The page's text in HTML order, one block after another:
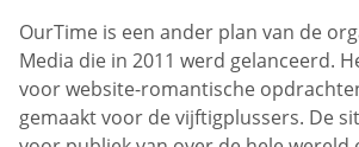
OurTime is een ander plan van de
Media die in 2011 werd gelanceerd.
voor website-romantische
gemaakt voor de vijftigplussers. De